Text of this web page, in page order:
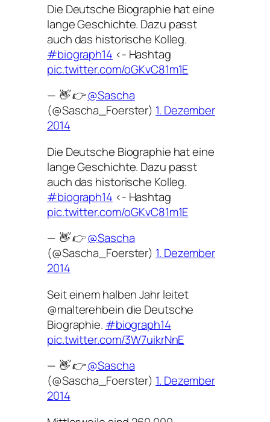
Die Deutsche Biographie hat eine
lange Geschichte. Dazu passt
auch das historische Kolleg.
#biograph14 <- Hashtag
pic.twitter.com/oGKvC81m1E
— 👋 👉@Sascha
(@Sascha_Foerster) 1. Dezember
2014
Die Deutsche Biographie hat eine
lange Geschichte. Dazu passt
auch das historische Kolleg.
#biograph14 <- Hashtag
pic.twitter.com/oGKvC81m1E
— 👋 👉@Sascha
(@Sascha_Foerster) 1. Dezember
2014
Seit einem halben Jahr leitet
@malterehbein die Deutsche
Biographie. #biograph14
pic.twitter.com/3W7uikrNnE
— 👋 👉@Sascha
(@Sascha_Foerster) 1. Dezember
2014